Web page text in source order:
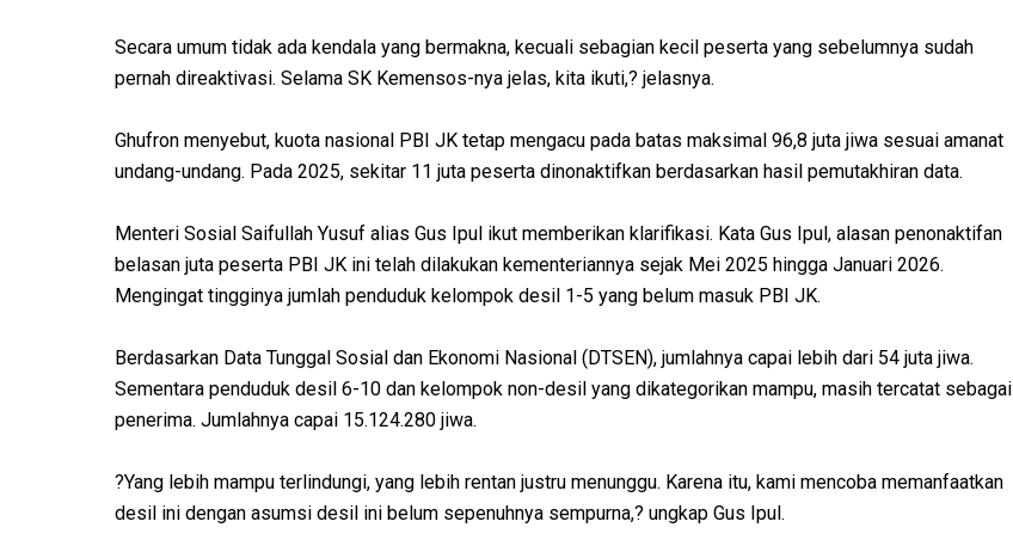
Secara umum tidak ada kendala yang bermakna, kecuali sebagian kecil peserta yang sebelumnya sudah
pernah direaktivasi. Selama SK Kemensos-nya jelas, kita ikuti,? jelasnya.
Ghufron menyebut, kuota nasional PBI JK tetap mengacu pada batas maksimal 96,8 juta jiwa sesuai amanat
undang-undang. Pada 2025, sekitar 11 juta peserta dinonaktifkan berdasarkan hasil pemutakhiran data.
Menteri Sosial Saifullah Yusuf alias Gus Ipul ikut memberikan klarifikasi. Kata Gus Ipul, alasan penonaktifan
belasan juta peserta PBI JK ini telah dilakukan kementeriannya sejak Mei 2025 hingga Januari 2026.
Mengingat tingginya jumlah penduduk kelompok desil 1-5 yang belum masuk PBI JK.
Berdasarkan Data Tunggal Sosial dan Ekonomi Nasional (DTSEN), jumlahnya capai lebih dari 54 juta jiwa.
Sementara penduduk desil 6-10 dan kelompok non-desil yang dikategorikan mampu, masih tercatat sebagai
penerima. Jumlahnya capai 15.124.280 jiwa.
?Yang lebih mampu terlindungi, yang lebih rentan justru menunggu. Karena itu, kami mencoba memanfaatkan
desil ini dengan asumsi desil ini belum sepenuhnya sempurna,? ungkap Gus Ipul.